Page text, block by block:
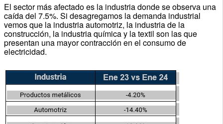
El sector más afectado es la industria donde se observa una
caída del 7.5%. Si desagregamos la demanda industrial
vemos que la industria automotriz, la industria de la
construcción, la industria química y la textil son las que
presentan una mayor contracción en el consumo de
electricidad.